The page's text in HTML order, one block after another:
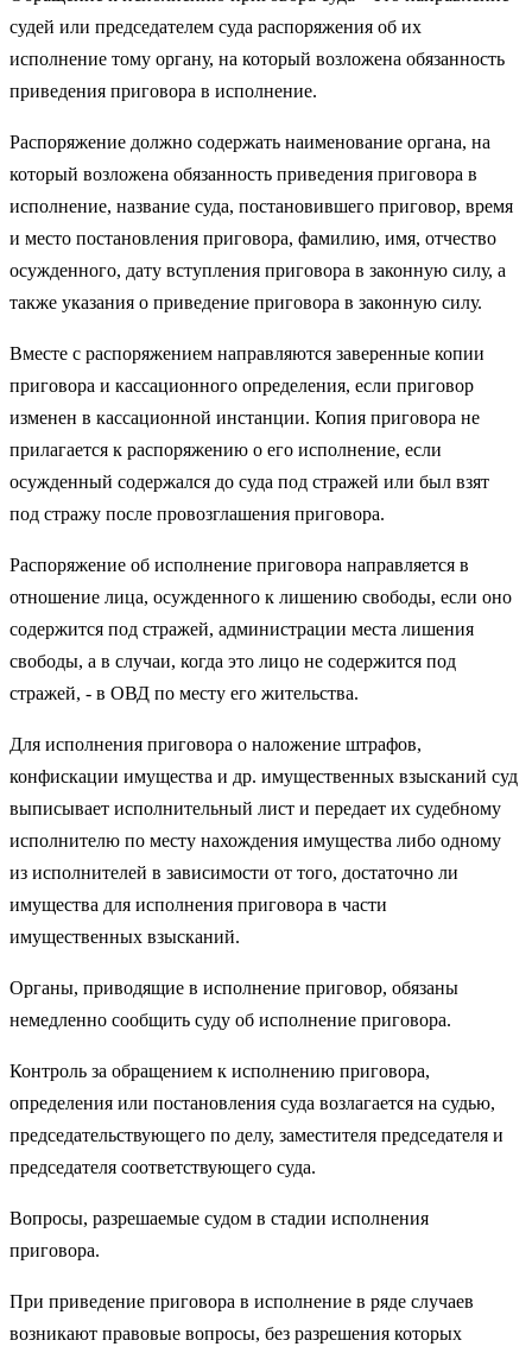
судей или председателем суда распоряжения об их
исполнение тому органу, на который возложена обязанность
приведения приговора в исполнение.
Распоряжение должно содержать наименование органа, на
который возложена обязанность приведения приговора в
исполнение, название суда, постановившего приговор, время
и место постановления приговора, фамилию, имя, отчество
осужденного, дату вступления приговора в законную силу, а
также указания о приведение приговора в законную силу.
Вместе с распоряжением направляются заверенные копии
приговора и кассационного определения, если приговор
изменен в кассационной инстанции. Копия приговора не
прилагается к распоряжению о его исполнение, если
осужденный содержался до суда под стражей или был взят
под стражу после провозглашения приговора.
Распоряжение об исполнение приговора направляется в
отношение лица, осужденного к лишению свободы, если оно
содержится под стражей, администрации места лишения
свободы, а в случаи, когда это лицо не содержится под
стражей, - в ОВД по месту его жительства.
Для исполнения приговора о наложение штрафов,
конфискации имущества и др. имущественных взысканий суд
выписывает исполнительный лист и передает их судебному
исполнителю по месту нахождения имущества либо одному
из исполнителей в зависимости от того, достаточно ли
имущества для исполнения приговора в части
имущественных взысканий.
Органы, приводящие в исполнение приговор, обязаны
немедленно сообщить суду об исполнение приговора.
Контроль за обращением к исполнению приговора,
определения или постановления суда возлагается на судью,
председательствующего по делу, заместителя председателя и
председателя соответствующего суда.
Вопросы, разрешаемые судом в стадии исполнения
приговора.
При приведение приговора в исполнение в ряде случаев
возникают правовые вопросы, без разрешения которых